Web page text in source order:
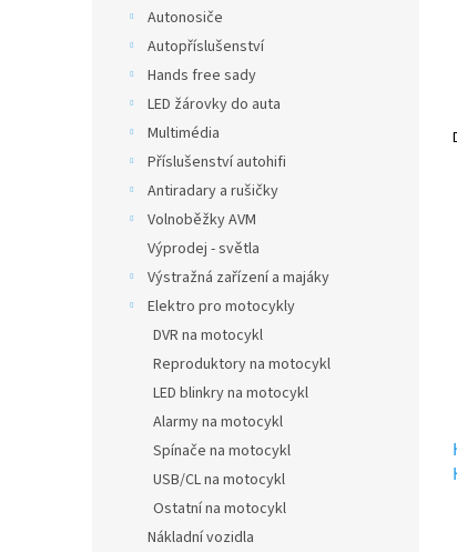
Autonosiče
Autopříslušenství
Hands free sady
LED žárovky do auta
Multimédia
Příslušenství autohifi
Antiradary a rušičky
Volnoběžky AVM
Výprodej - světla
Výstražná zařízení a majáky
Elektro pro motocykly
DVR na motocykl
Reproduktory na motocykl
LED blinkry na motocykl
Alarmy na motocykl
Spínače na motocykl
USB/CL na motocykl
Ostatní na motocykl
Nákladní vozidla